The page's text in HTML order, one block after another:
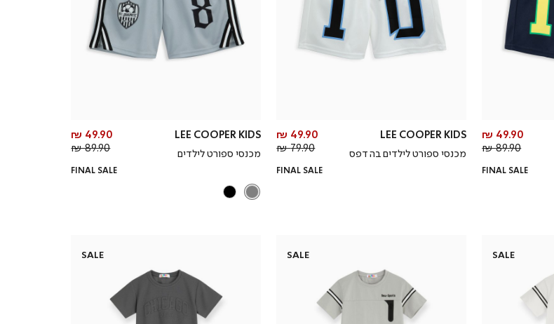
מחיר
מוצר
49.90 ₪
מחיר
89.90 ₪
FINAL SALE
LEE COOPER KIDS
מכנסי ספורט לילדים בהדפס
מחיר
מוצר
49.90 ₪
מחיר
79.90 ₪
FINAL SALE
LEE COOPER KIDS
מכנסי ספורט לילדים
מחיר
מוצר
49.90 ₪
מחיר
89.90 ₪
FINAL SALE
SALE
SALE
SALE